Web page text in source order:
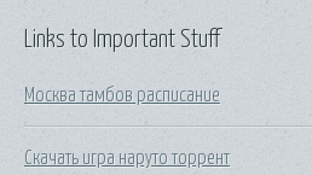
Links to Important Stuff
Москва тамбов расписание
Скачать игра наруто торрент